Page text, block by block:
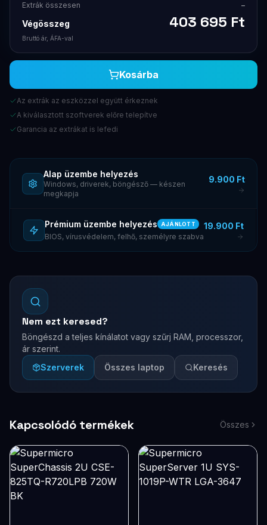
Extrák összesen –
Végösszeg 403 695 Ft
Bruttó ár, ÁFA-val
Kosárba
Az extrák az eszközzel együtt érkeznek
A kiválasztott szoftverek előre telepítve
Garancia az extrákat is lefedi
Alap üzembe helyezés
Windows, driverek, böngésző — készen
megkapja
9.900 Ft
Prémium üzembe helyezés AJÁNLOTT
BIOS, vírusvédelem, felhő, személyre szabva
19.900 Ft
Nem ezt keresed?
Böngészd a teljes kínálatot vagy szűrj RAM, processzor,
ár szerint.
Szerverek
Összes laptop Keresés
Kapcsolódó termékek Összes